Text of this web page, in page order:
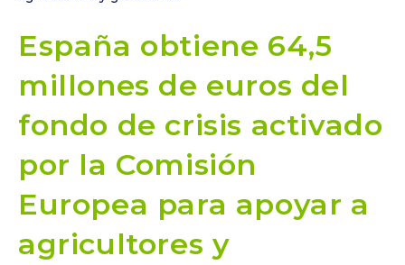
España obtiene 64,5
millones de euros del
fondo de crisis activado
por la Comisión
Europea para apoyar a
agricultores y